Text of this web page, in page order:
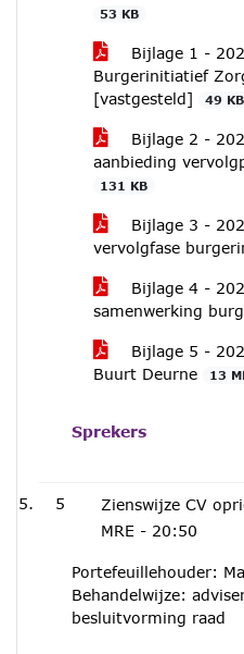
53 KB
Bijlage 1 -
Burgerinitiatief
[vastgesteld]
49 KB
Bijlage 2 -
aanbieding
131 KB
Bijlage 3 -
vervolgfase
Bijlage 4 -
samenwerking
Bijlage 5 -
Buurt Deurne
13
Sprekers
5
Zienswijze CV
MRE - 20:50
Portefeuillehouder:
Behandelwijze:
besluitvorming raad